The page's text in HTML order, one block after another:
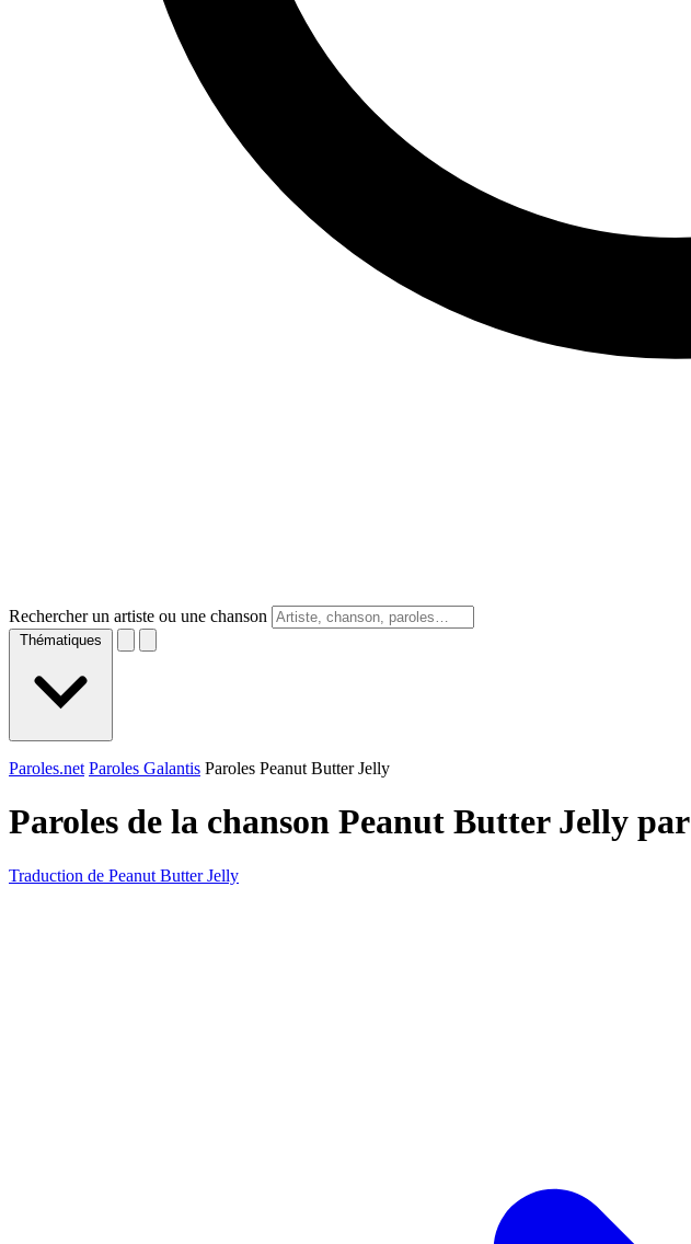
Rechercher un artiste ou une chanson
Thématiques
Paroles.net Paroles Galantis Paroles Peanut Butter Jelly
Paroles de la chanson Peanut Butter Jelly par
Traduction de Peanut Butter Jelly